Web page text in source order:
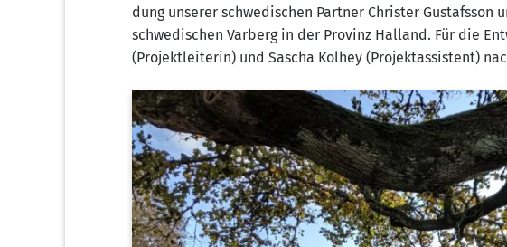
dung unse­rer schwe­di­schen Part­ner Chris­ter Gustafs­son
schwe­di­schen Var­berg in der Pro­vinz Halland. Für die
(Pro­jekt­lei­te­rin) und Sascha Kol­hey (Pro­jekt­as­sis­tent)